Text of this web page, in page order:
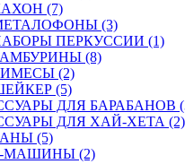
(7)
(3)
ПЕРКУССИИ (1)
(8)
(2)
(5)
ДЛЯ БАРАБАНОВ
ДЛЯ ХАЙ-ХЕТА (2)
(5)
МАШИНЫ (2)